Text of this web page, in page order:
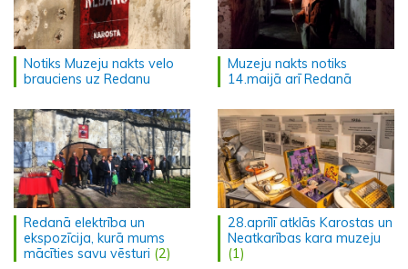
Notiks Muzeju nakts velo
brauciens uz Redanu
Muzeju nakts notiks
14.maijā arī Redanā
Redanā elektrība un
ekspozīcija, kurā mums
mācīties savu vēsturi (2)
28.aprīlī atklās Karostas un
Neatkarības kara muzeju
(1)